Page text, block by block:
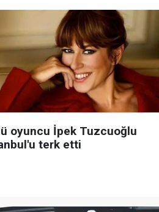
oyuncu İpek Tuzcuoğlu
terk etti